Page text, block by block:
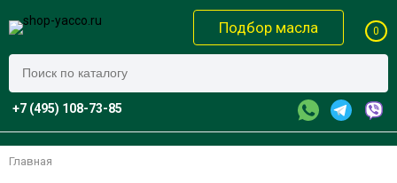
Подбор масла 0
+7 (495) 108-73-85
Главная